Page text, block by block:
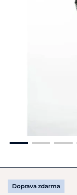
Doprava zdarma